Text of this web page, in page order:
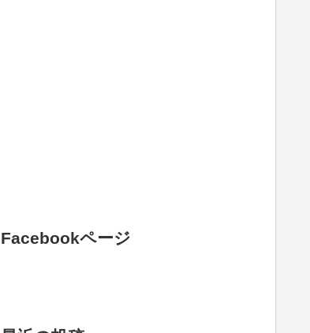
Facebookページ